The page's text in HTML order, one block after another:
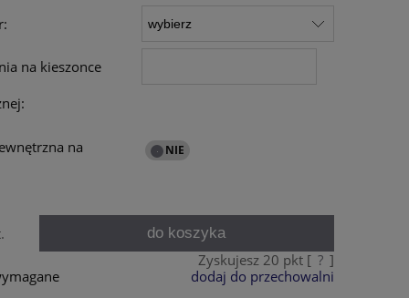
na kieszonce
na
do koszyka
Zyskujesz 20 pkt [ ? ]
dodaj do przechowalni